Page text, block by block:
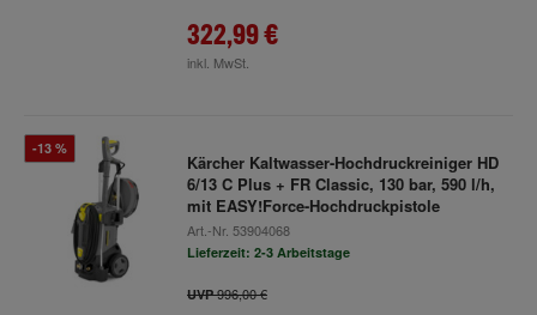
322,99 €
inkl. MwSt.
-13 %
Kärcher Kaltwasser-Hochdruckreiniger HD
6/13 C Plus + FR Classic, 130 bar, 590 l/h,
mit EASY!Force-Hochdruckpistole
Art.-Nr. 53904068
Lieferzeit: 2-3 Arbeitstage
UVP996,00 €